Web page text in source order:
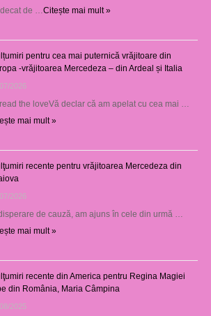
de …Citește mai mult »
pentru cea mai puternică vrăjitoare din
-vrăjitoarea Mercedeza – din Ardeal și Italia
2026
the loveVă declar că am apelat cu cea mai …
mai mult »
recente pentru vrăjitoarea Mercedeza din
2026
de cauză, am ajuns în cele din urmă …
mai mult »
recente din America pentru Regina Magiei
din România, Maria Câmpina
2025